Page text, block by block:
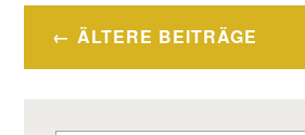
Beitragsnavigation
ÄLTERE BEITRÄGE